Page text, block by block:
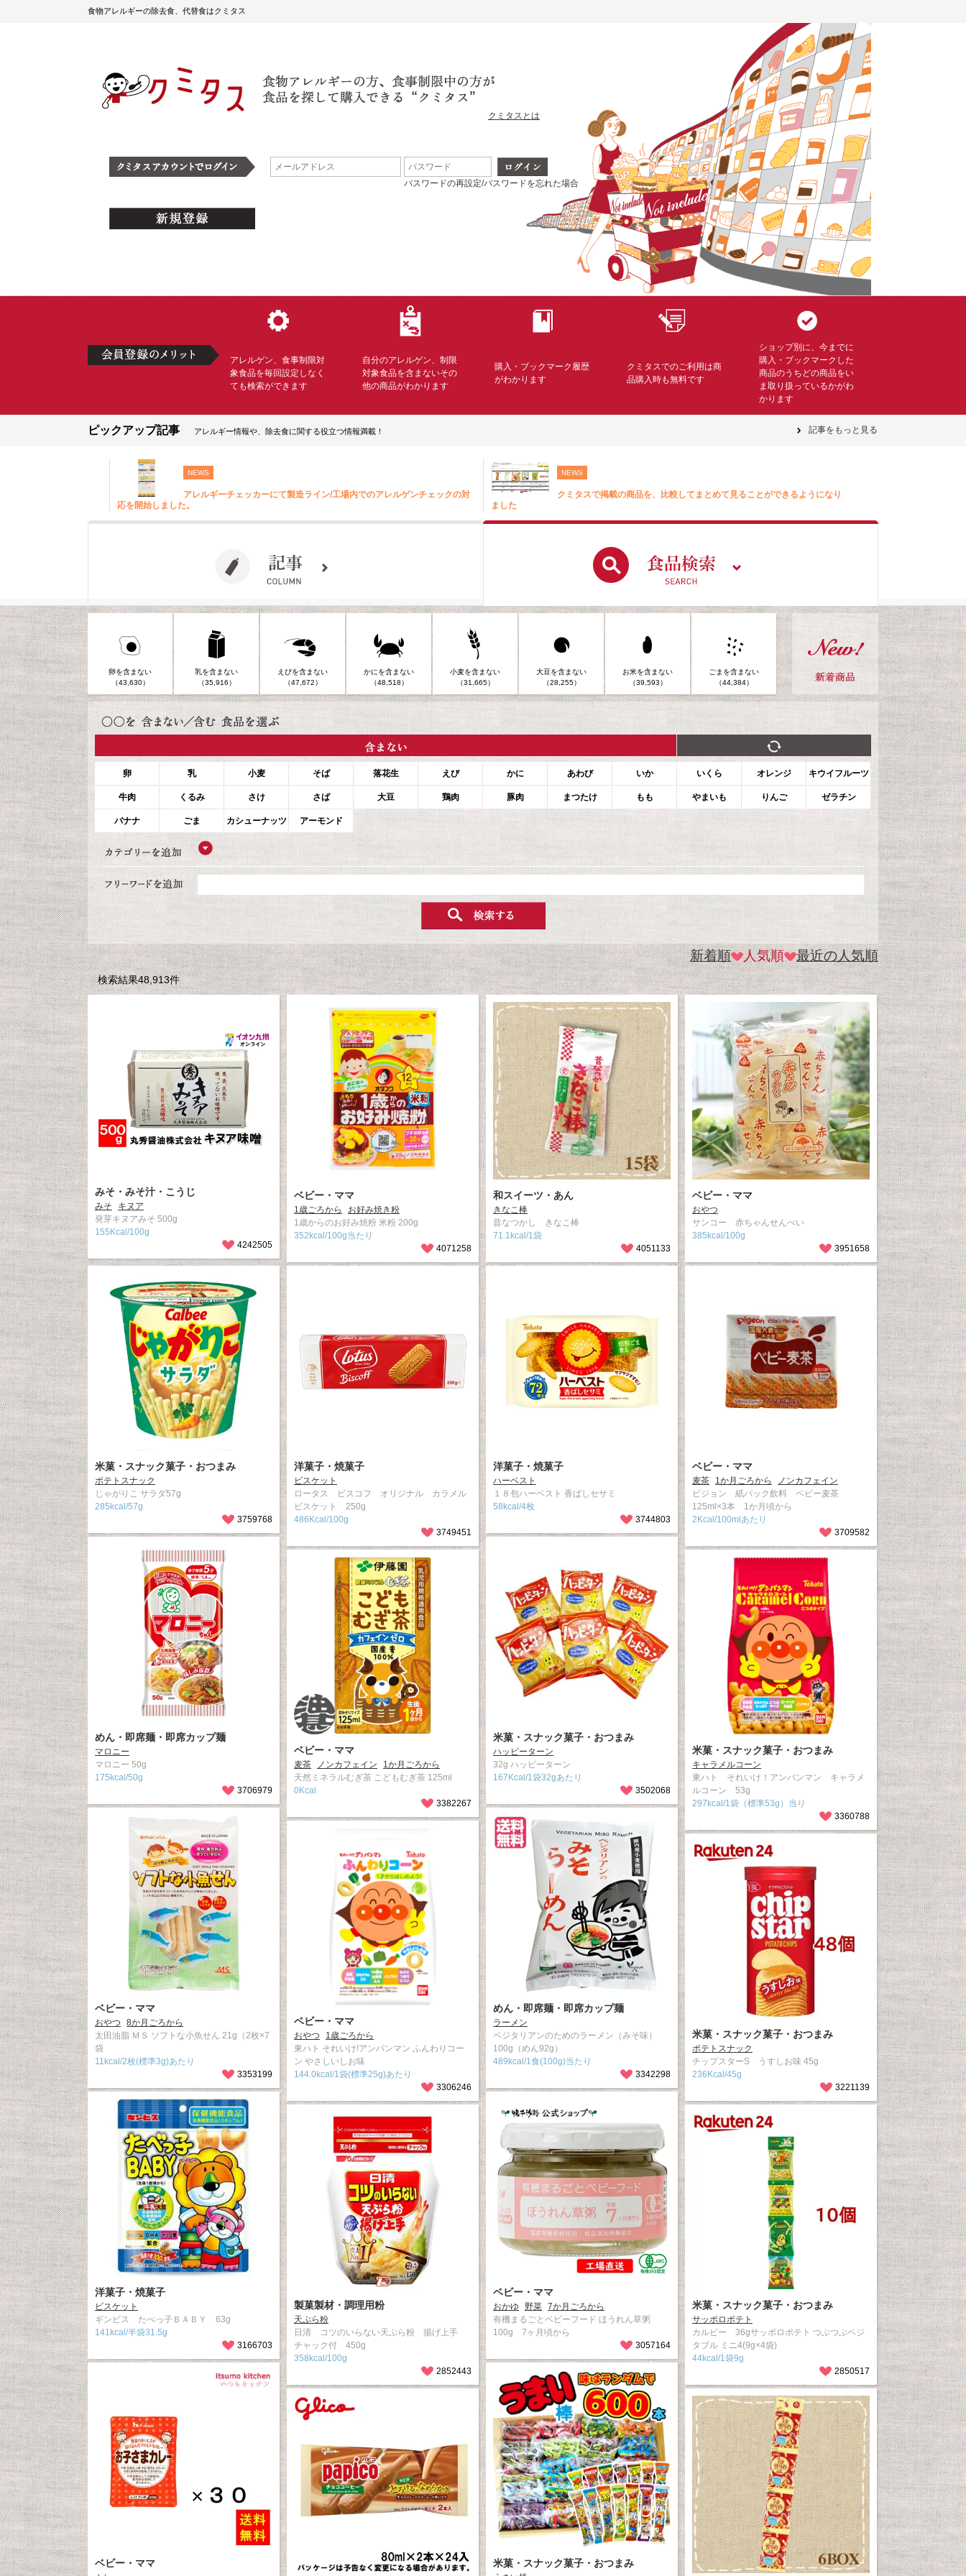
食物アレルギーの除去食、代替食はクミタス
クミタスとは
パスワードの再設定/パスワードを忘れた場合
アレルゲン、食事制限対
象食品を毎回設定しなく
ても検索ができます
自分のアレルゲン、制限
対象食品を含まないその
他の商品がわかります
購入・ブックマーク履歴
がわかります
クミタスでのご利用は商
品購入時も無料です
ショップ別に、今までに
購入・ブックマークした
商品のうちどの商品をい
ま取り扱っているかがわ
かります
ピックアップ記事 アレルギー情報や、除去食に関する役立つ情報満載！ 記事をもっと見る
NEWS
アレルギーチェッカーにて製造ライン/工場内でのアレルゲンチェックの対
応を開始しました。
NEWS
クミタスで掲載の商品を、比較してまとめて見ることができるようになり
ました
卵を含まない
（43,630）
乳を含まない
（35,916）
えびを含まない
（47,672）
かにを含まない
（48,518）
小麦を含まない
（31,665）
大豆を含まない
（28,255）
お米を含まない
（39,593）
ごまを含まない
（44,384）
卵 乳 小麦 そば 落花生 えび かに あわび いか いくら オレンジ キウイフルーツ
牛肉 くるみ さけ さば 大豆 鶏肉 豚肉 まつたけ もも やまいも りんご ゼラチン
バナナ ごま カシューナッツ アーモンド
新着順 人気順 最近の人気順
検索結果48,913件
みそ・みそ汁・こうじ
みそ
キヌア
発芽キヌアみそ 500g
155Kcal/100g
4242505
ベビー・ママ
1歳ごろから
お好み焼き粉
1歳からのお好み焼粉 米粉 200g
352kcal/100g当たり
4071258
和スイーツ・あん
きなこ棒
昔なつかし きなこ棒
71.1kcal/1袋
4051133
ベビー・ママ
おやつ
サンコー 赤ちゃんせんべい
385kcal/100g
3951658
米菓・スナック菓子・おつまみ
ポテトスナック
じゃがりこ サラダ57g
285kcal/57g
3759768
洋菓子・焼菓子
ビスケット
ロータス ビスコフ オリジナル カラメル
ビスケット 250g
486Kcal/100g
3749451
洋菓子・焼菓子
ハーベスト
１８包ハーベスト 香ばしセサミ
58kcal/4枚
3744803
ベビー・ママ
麦茶 1か月ごろから
ノンカフェイン
ピジョン 紙パック飲料 ベビー麦茶
125ml×3本 1か月頃から
2Kcal/100mlあたり
3709582
めん・即席麺・即席カップ麺
マロニー
マロニー 50g
175kcal/50g
3706979
米菓・スナック菓子・おつまみ
ハッピーターン
32g ハッピーターン
167Kcal/1袋32gあたり
3502068
ベビー・ママ
麦茶 ノンカフェイン
1か月ごろから
天然ミネラルむぎ茶 こどもむぎ茶 125ml
0Kcal
3382267
米菓・スナック菓子・おつまみ
キャラメルコーン
東ハト それいけ！アンパンマン キャラメ
ルコーン 53g
297kcal/1袋（標準53g）当り
3360788
ベビー・ママ
おやつ
8か月ごろから
太田油脂 ＭＳ ソフトな小魚せん 21g（2枚×7
袋
11kcal/2枚(標準3g)あたり
3353199
めん・即席麺・即席カップ麺
ラーメン
ベジタリアンのためのラーメン（みそ味）
100g（めん92g）
489kcal/1食(100g)当たり
3342298
ベビー・ママ
おやつ
1歳ごろから
東ハト それいけ!アンパンマン ふんわりコー
ン やさしいしお味
144.0kcal/1袋(標準25g)あたり
3306246
米菓・スナック菓子・おつまみ
ポテトスナック
チップスターS うすしお味 45g
236Kcal/45g
3221139
洋菓子・焼菓子
ビスケット
ギンビス たべっ子ＢＡＢＹ 63g
141kcal/半袋31.5g
3166703
ベビー・ママ
おかゆ 野菜 7か月ごろから
有機まるごとベビーフード ほうれん草粥
100g 7ヶ月頃から
3057164
製菓製材・調理用粉
天ぷら粉
日清 コツのいらない天ぷら粉 揚げ上手
チャック付 450g
358kcal/100g
2852443
米菓・スナック菓子・おつまみ
サッポロポテト
カルビー 36gサッポロポテト つぶつぶベジ
タブル ミニ4(9g×4袋)
44kcal/1袋9g
2850517
ベビー・ママ 米菓・スナック菓子・おつまみ